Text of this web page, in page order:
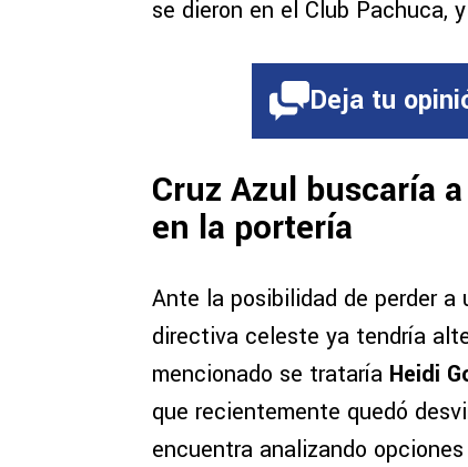
se dieron en el Club Pachuca,
Deja tu
Cruz Azul buscaría
en la portería
Ante la posibilidad de perder a
directiva celeste ya tendría
mencionado se trataría Heidi
que recientemente quedó
encuentra analizando